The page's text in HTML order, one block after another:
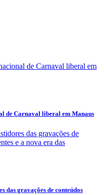
de Carnaval liberal em Manaus
das gravações de conteúdos